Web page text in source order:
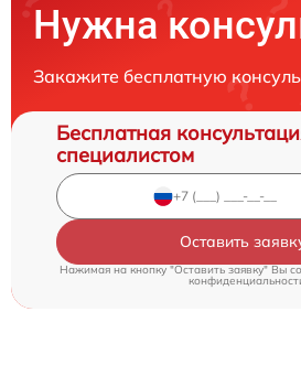
Нужна
Закажите бесплатную
Бесплатная
специалистом
Оставить
Нажимая на кнопку "Оставить заявку" Вы